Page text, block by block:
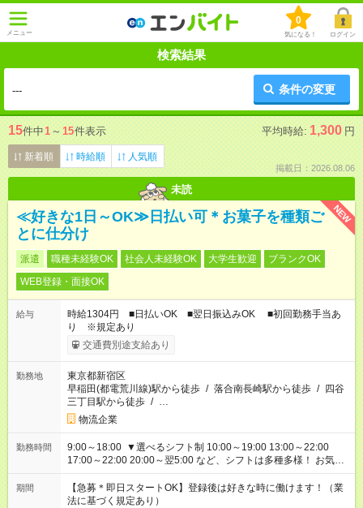
メニュー
0
気になる！ ログイン
検索結果
--- 条件の変更
15件中1 ～ 15件表示 平均時給: 1,300 円
新着順 時給順 人気順
掲載日：2026.08.06
未読
NEW
≪好きな1日～OK≫日払い可＊お菓子を種類ご
とに仕分け
派遣 職種未経験OK 社会人未経験OK 大学生歓迎
ブランクOK
WEB登録・面接OK
給与
時給1304円 ■日払いOK ■翌日振込みOK ■初回勤務手当あ
り ※規定あり
交通費別途支給あり
勤務地
東京都新宿区
早稲田(都電荒川線)駅から徒歩 / 落合南長崎駅から徒歩 / 四谷
三丁目駅から徒歩 / …
物流企業
勤務時間
9:00～18:00 ▼選べるシフト制 10:00～19:00 13:00～22:00
17:00～22:00 20:00～翌5:00 など、シフトは多種多様！ お気軽
にご相談ください！
期間
【急募＊即日スタートOK】登録後は好きな時に働けます！（業
法に基づく規定あり）